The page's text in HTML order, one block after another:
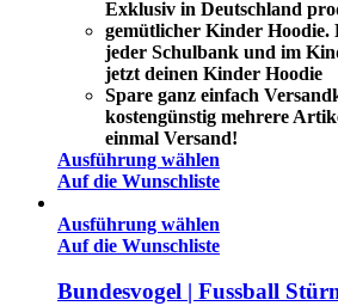
Exklusiv in Deutschland
gemütlicher Kinder Hoodie.
jeder Schulbank und im
jetzt deinen Kinder Hoodie
Spare ganz einfach
kostengünstig mehrere
einmal Versand!
Ausführung wählen
Auf die Wunschliste
Ausführung wählen
Auf die Wunschliste
Bundesvogel | Fussball